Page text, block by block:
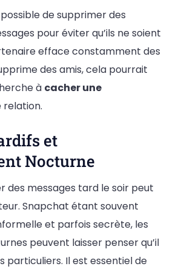
de supprimer des
pour éviter qu’ils ne soient
efface constamment des
des amis, cela pourrait
à cacher une
relation.
et
Nocturne
des messages tard le soir peut
Snapchat étant souvent
et parfois secrète, les
peuvent laisser penser qu’il
particuliers. Il est essentiel de